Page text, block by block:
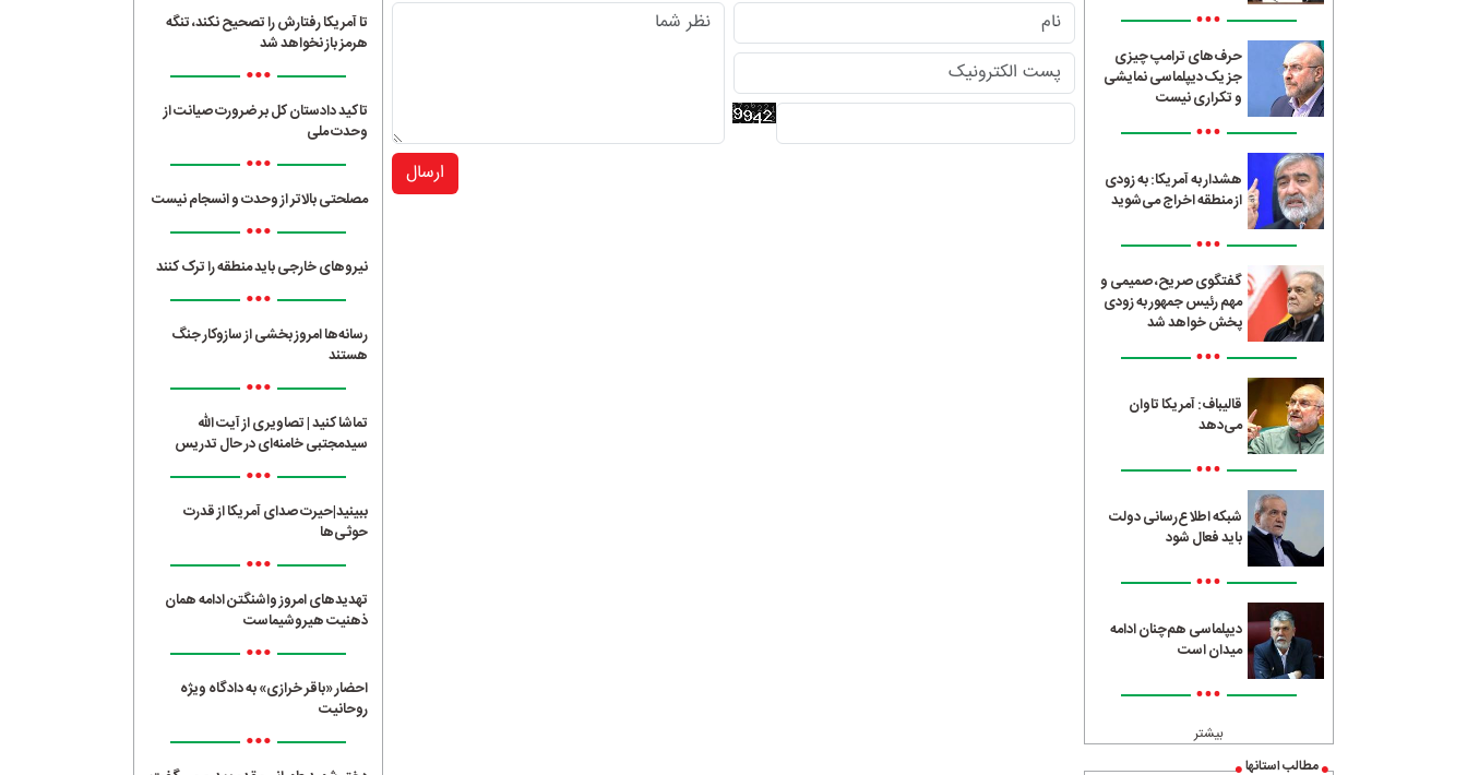
•••
حرف‌های ترامپ چیزی
جز یک دیپلماسی نمایشی
و تکراری نیست
•••
هشدار به آمریکا: به زودی
از منطقه اخراج می‌شوید
•••
گفتگوی صریح، صمیمی و
مهم رئیس جمهور به زودی
پخش خواهد شد
•••
قالیباف: آمریکا تاوان
می‌دهد
•••
شبکه اطلاع‌رسانی دولت
باید فعال شود
•••
دیپلماسی هم‌چنان ادامه
میدان است
•••
بیشتر
مطالب استانها
ارسال
تا آمریکا رفتارش را تصحیح نکند، تنگه
هرمز باز نخواهد شد
•••
تاکید دادستان کل بر ضرورت صیانت از
وحدت ملی
•••
مصلحتی بالاتر از وحدت و انسجام نیست
•••
نیروهای خارجی باید منطقه را ترک کنند
•••
رسانه‌ها امروز بخشی از سازوکار جنگ
هستند
•••
تماشا کنید | تصاویری از آیت الله
سیدمجتبی خامنه‌ای در حال تدریس
•••
ببینید|حیرت صدای آمریکا از قدرت
حوثی‌ها
•••
تهدیدهای امروز واشنگتن ادامه همان
ذهنیت هیروشیماست
•••
احضار «باقر خرازی» به دادگاه ویژه
روحانیت
•••